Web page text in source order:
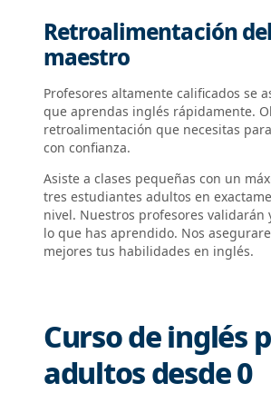
Retroalimentación del
maestro
Profesores altamente calificados se
que aprendas inglés rápidamente.
retroalimentación que necesitas
con confianza.
Asiste a clases pequeñas con un
tres estudiantes adultos en
nivel. Nuestros profesores validarán
lo que has aprendido. Nos
mejores tus habilidades en inglés.
Curso de inglés
adultos desde 0